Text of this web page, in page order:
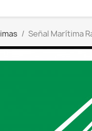
Señal Marítima